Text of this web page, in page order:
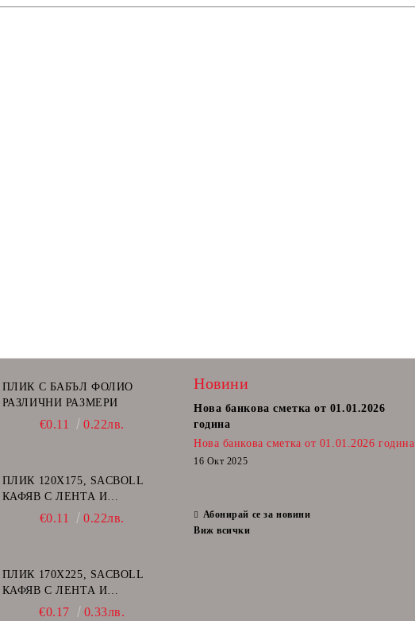
ПЛИК С БАБЪЛ ФОЛИО
РАЗЛИЧНИ РАЗМЕРИ
€0.11 0.22лв.
ПЛИК 120Х175, SACBOLL
КАФЯВ С ЛЕНТА И
ВЪЗДУШНИ МЕХУРИ - А/11
€0.11 0.22лв.
ПЛИК 170Х225, SACBOLL
КАФЯВ С ЛЕНТА И
ВЪЗДУШНИ МЕХУРИ - C/13
€0.17 0.33лв.
Новини
Нова банкова сметка от 01.01.2026
година
Нова банкова сметка от 01.01.2026 година
16 Окт 2025
Абонирай се за новини
Виж всички